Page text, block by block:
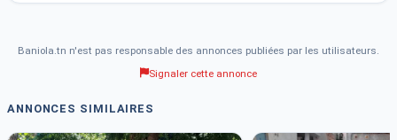
Baniola.tn n'est pas responsable des annonces publiées par les utilisateurs.
Signaler cette annonce
ANNONCES SIMILAIRES